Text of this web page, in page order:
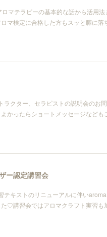
マテラピーの基本的な話から活用
マ検定に合格した方もスッと腑に
ラクター、セラピストの説明会のお
かったらショートメッセージなど
ー認定講習会
テキストのリニューアルに伴い
♡講習会ではアロマクラフト実習も